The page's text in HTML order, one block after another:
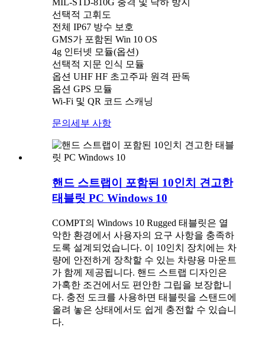
MIL-STD-810G 충격 및 낙하 방지
선택적 고휘도
전체 IP67 방수 보호
GMS가 포함된 Win 10 OS
4g 인터넷 모듈(옵션)
선택적 지문 인식 모듈
옵션 UHF HF 초고주파 원격 판독
옵션 GPS 모듈
Wi-Fi 및 QR 코드 스캐닝
문의 세부 사항
핸드 스트랩이 포함된 10인치 견고한
태블릿 PC Windows 10
COMPT의 Windows 10 Rugged 태블릿은 열
악한 환경에서 사용자의 요구 사항을 충족하
도록 설계되었습니다. 이 10인치 장치에는 차
량에 안전하게 장착할 수 있는 차량용 마운트
가 함께 제공됩니다. 핸드 스트랩 디자인은
가혹한 조건에서도 편안한 그립을 보장합니
다. 충전 도크를 사용하면 태블릿을 스탠드에
올려 놓은 상태에서도 쉽게 충전할 수 있습니
다.